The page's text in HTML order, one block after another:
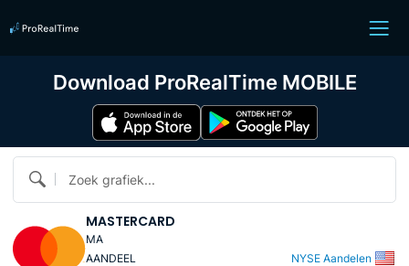
Zoek grafiek...
MASTERCARD
MA
AANDEEL
NYSE Aandelen
Download ProRealTime MOBILE